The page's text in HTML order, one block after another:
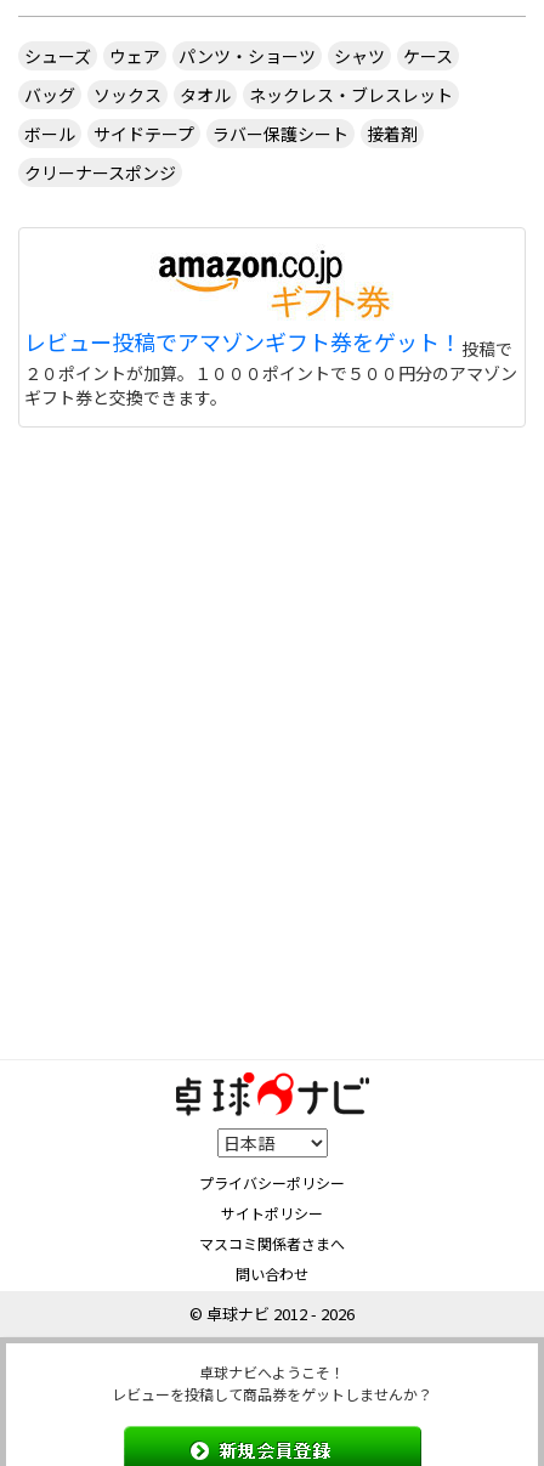
シューズ ウェア パンツ・ショーツ シャツ
ケース
バッグ
ソックス タオル
ネックレス・ブレスレット
ボール
サイドテープ ラバー保護シート
接着剤
クリーナースポンジ
レビュー投稿でアマゾンギフト券をゲット！ 投稿で
２０ポイントが加算。１０００ポイントで５００円分のアマゾン
ギフト券と交換できます。
プライバシーポリシー
サイトポリシー
マスコミ関係者さまへ
問い合わせ
© 卓球ナビ 2012 - 2026
卓球ナビへようこそ！
レビューを投稿して商品券をゲットしませんか？